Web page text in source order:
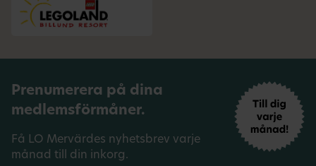
Prenumerera på dina
medlemsförmåner.
Få LO Mervärdes nyhetsbrev varje
månad till din inkorg.